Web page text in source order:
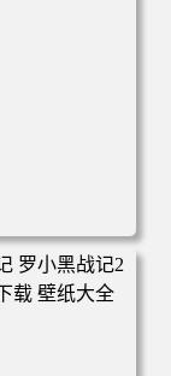
壁纸 电脑桌